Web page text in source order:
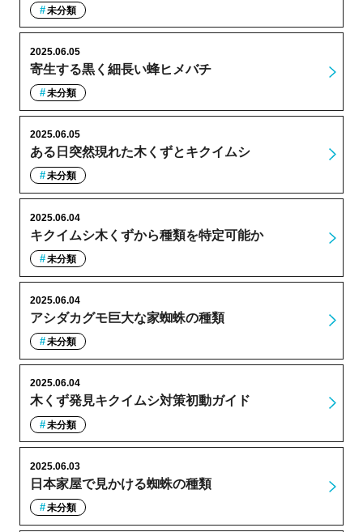
未分類
寄生する黒く細長い蜂ヒメバチ
2025.06.05
未分類
ある日突然現れた木くずとキクイムシ
2025.06.05
未分類
キクイムシ木くずから種類を特定可能か
2025.06.04
未分類
アシダカグモ巨大な家蜘蛛の種類
2025.06.04
未分類
木くず発見キクイムシ対策初動ガイド
2025.06.04
未分類
日本家屋で見かける蜘蛛の種類
2025.06.03
未分類